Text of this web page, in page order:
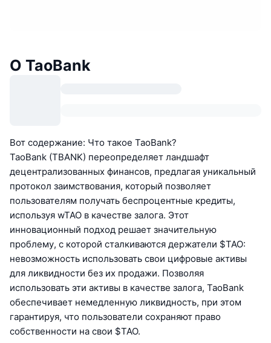
О TaoBank
Вот содержание: Что такое TaoBank?
TaoBank (TBANK) переопределяет ландшафт
децентрализованных финансов, предлагая уникальный
протокол заимствования, который позволяет
пользователям получать беспроцентные кредиты,
используя wTAO в качестве залога. Этот
инновационный подход решает значительную
проблему, с которой сталкиваются держатели $TAO:
невозможность использовать свои цифровые активы
для ликвидности без их продажи. Позволяя
использовать эти активы в качестве залога, TaoBank
обеспечивает немедленную ликвидность, при этом
гарантируя, что пользователи сохраняют право
собственности на свои $TAO.